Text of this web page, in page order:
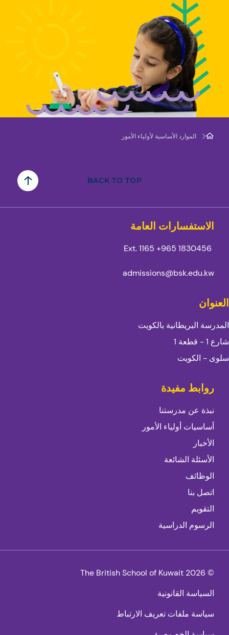
الموارد الأساسية لأولياء الأمور
BACK TO TOP
الاستفسارات العامة
1830456 965+
admissions@bsk.edu.kw
العنوان
المدرسة البريطانية بالكويت
شارع 1 - قطعة 1
سلوى - الكويت
روابط مفيدة
نبذة عن مدرستنا
أساسيات أولياء الأمور
الأخبار
الأسئلة الشائعة
الوظائف
اتصل بنا
التقويم
الرسوم الدراسية
© 2026 The British School of Kuwait
السياسة القانونية
سياسة ملفات تعريف الارتباط